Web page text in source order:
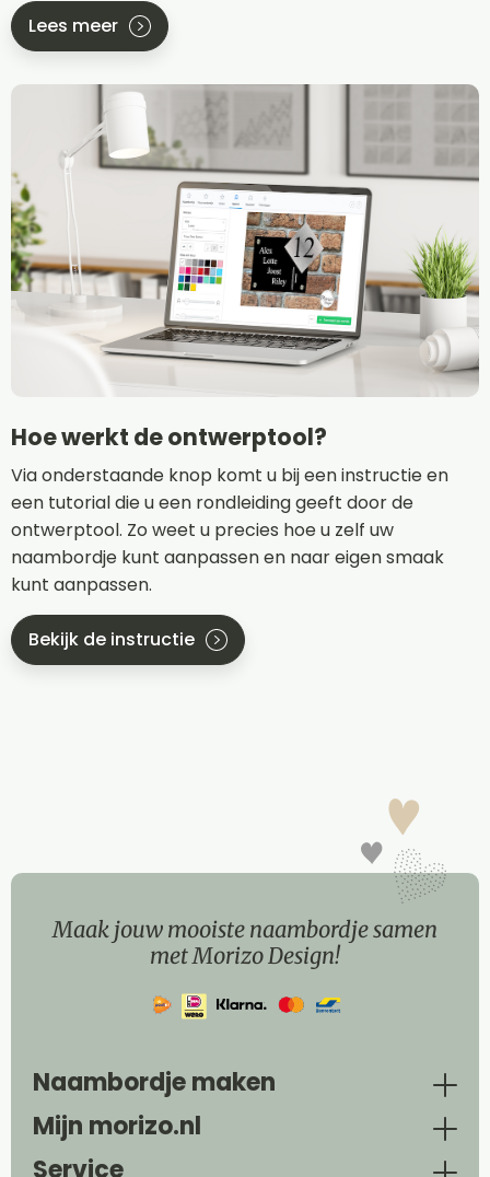
Lees meer
Hoe werkt de ontwerptool?
Via onderstaande knop komt u bij een instructie en
een tutorial die u een rondleiding geeft door de
ontwerptool. Zo weet u precies hoe u zelf uw
naambordje kunt aanpassen en naar eigen smaak
kunt aanpassen.
Bekijk de instructie
Maak jouw mooiste naambordje samen
met Morizo Design!
Naambordje maken
Mijn morizo.nl
Service